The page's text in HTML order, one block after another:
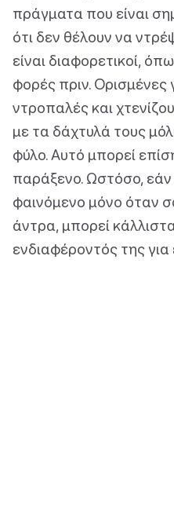
πράγματα που είναι
ότι δεν θέλουν να
είναι διαφορετικοί,
φορές πριν. Ορισμένες
ντροπαλές και
με τα δάχτυλά τους
φύλο. Αυτό μπορεί
παράξενο. Ωστόσο,
φαινόμενο μόνο όταν
άντρα, μπορεί
ενδιαφέροντός της για